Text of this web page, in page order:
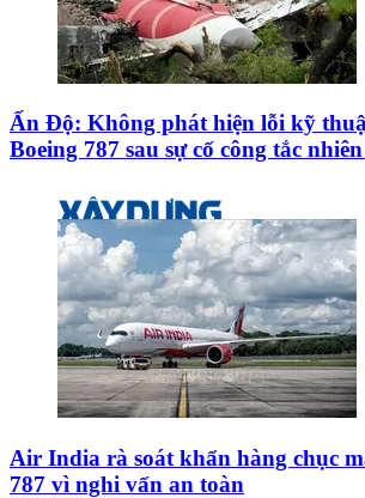
Ấn Độ: Không phát hiện lỗi kỹ
Boeing 787 sau sự cố công tắc
Air India rà soát khẩn hàng chục
787 vì nghi vấn an toàn